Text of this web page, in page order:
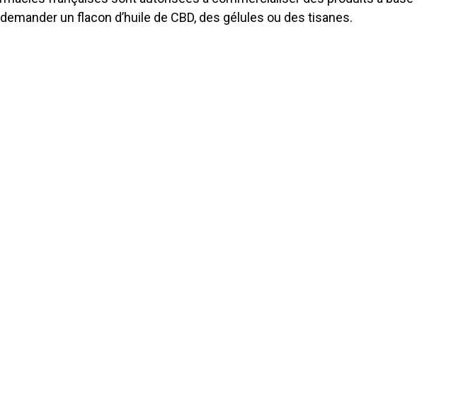
un flacon d’huile de CBD, des gélules ou des tisanes.